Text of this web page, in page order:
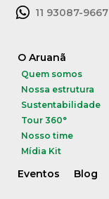
11 93087-9667
O Aruanã
Quem somos
Nossa estrutura
Sustentabilidade
Tour 360°
Nosso time
Mídia Kit
Eventos Blog